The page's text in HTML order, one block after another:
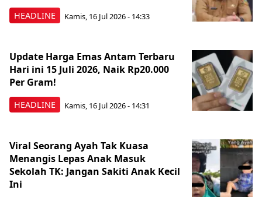
HEADLINE Kamis, 16 Jul 2026 - 14:33
HEADLINE
Update Harga Emas Antam Terbaru
Hari ini 15 Juli 2026, Naik Rp20.000
Per Gram!
Kamis, 16 Jul 2026 - 14:31
Viral Seorang Ayah Tak Kuasa
Menangis Lepas Anak Masuk
Sekolah TK: Jangan Sakiti Anak Kecil
Ini